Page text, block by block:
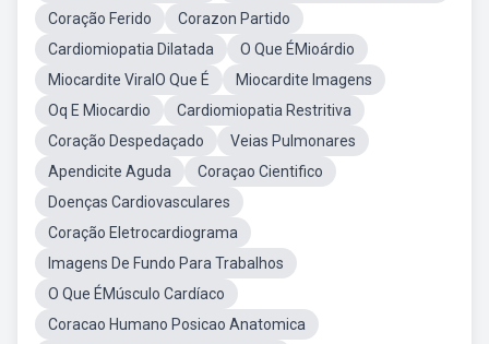
Coração Ferido
Corazon Partido
Cardiomiopatia Dilatada
O Que ÉMioárdio
Miocardite ViralO Que É
Miocardite Imagens
Oq E Miocardio
Cardiomiopatia Restritiva
Coração Despedaçado
Veias Pulmonares
Apendicite Aguda
Coraçao Cientifico
Doenças Cardiovasculares
Coração Eletrocardiograma
Imagens De Fundo Para Trabalhos
O Que ÉMúsculo Cardíaco
Coracao Humano Posicao Anatomica